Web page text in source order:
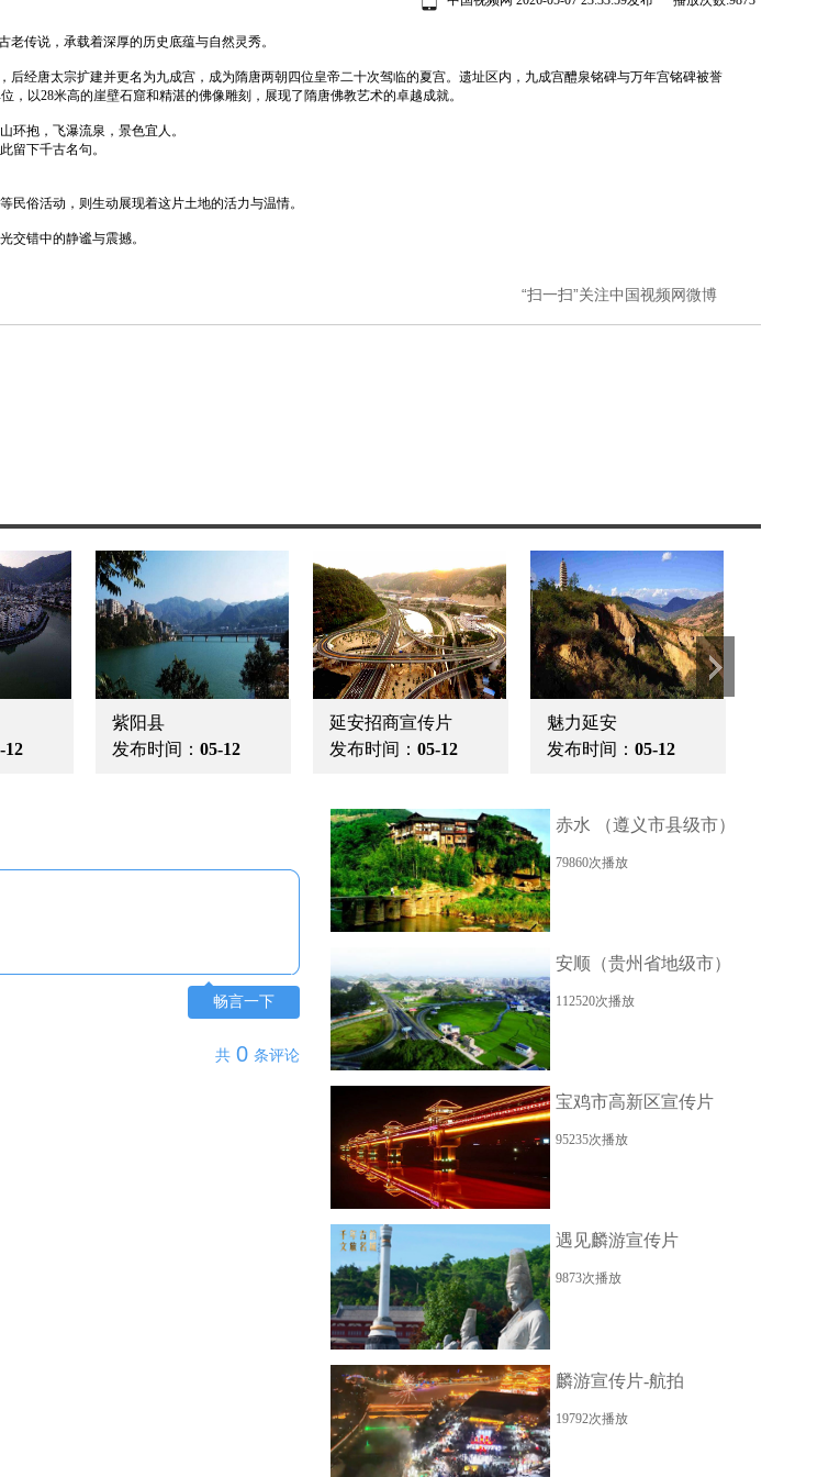
传说，承载着深厚的历史底蕴与自然灵秀。‌‌
经唐太宗扩建并更名为九成宫，成为隋唐两朝四位皇帝二十次驾临的夏宫。遗址区内，九成宫醴泉铭碑与万年宫铭碑被誉
以28米高的崖壁石窟和精湛的佛像雕刻，展现了隋唐佛教艺术的卓越成就。‌‌
环抱，飞瀑流泉，景色宜人。‌
留下千古名句。‌‌
俗活动，则生动展现着这片土地的活力与温情。‌
交错中的静谧与震撼。‌
“扫一扫”关注中国视频网微博
片.
12
畅言一下
共 0 条评论
赤水 （遵义市县级市）
79860次播放
安顺（贵州省地级市）
112520次播放
宝鸡市高新区宣传片
95235次播放
遇见麟游宣传片
9873次播放
麟游宣传片-航拍
19792次播放